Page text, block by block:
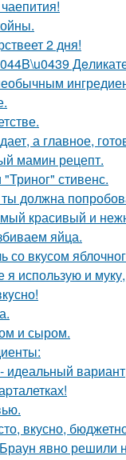
2 дня!
а главное,
мамин рецепт.
стивенс.
должна
красивый и
яйца.
со вкусом
я использую и
и сыром.
вкусно,
явно решили